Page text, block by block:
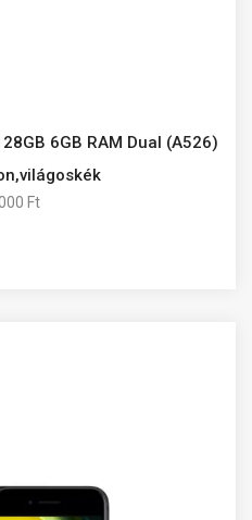
6GB RAM Dual (A526)
Ft